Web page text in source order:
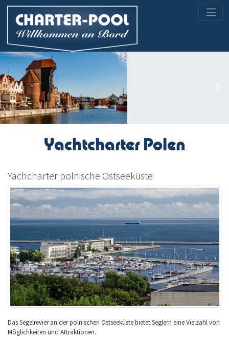
Previous
Yachtcharter Polen
Yachcharter polnische Ostseeküste
Das Segelrevier an der polnischen Ostseeküste bietet Seglern eine Vielzahl von
Möglichkeiten und Attraktionen.